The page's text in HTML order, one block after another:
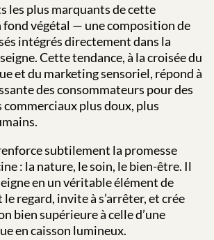
les plus marquants de cette
fond végétal — une composition de
intégrés directement dans la
Cette tendance, à la croisée du
et du marketing sensoriel, répond à
des consommateurs pour des
plus doux, plus
subtilement la promesse
: la nature, le soin, le bien-être. Il
en un véritable élément de
regard, invite à s’arrêter, et crée
bien supérieure à celle d’une
en caisson lumineux.